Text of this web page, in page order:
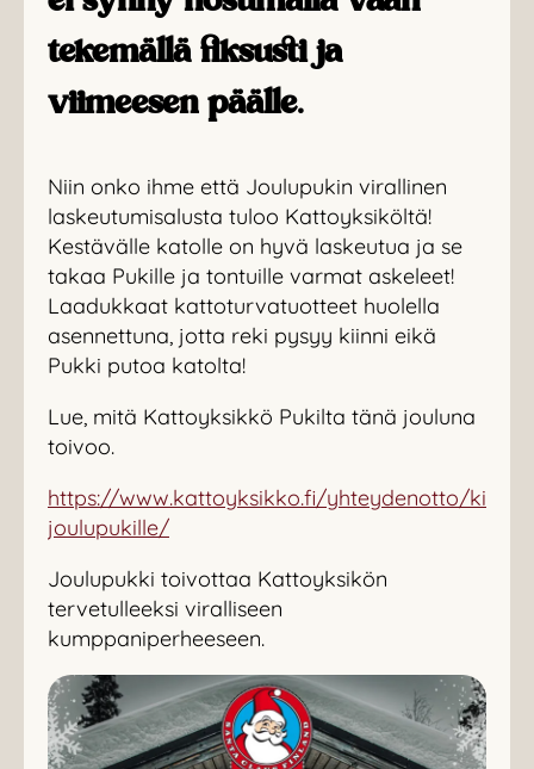
tekemällä fiksusti ja
viimeesen päälle.
Niin onko ihme että Joulupukin virallinen
laskeutumisalusta tuloo Kattoyksiköltä!
Kestävälle katolle on hyvä laskeutua ja se
takaa Pukille ja tontuille varmat askeleet!
Laadukkaat kattoturvatuotteet huolella
asennettuna, jotta reki pysyy kiinni eikä
Pukki putoa katolta!
Lue, mitä Kattoyksikkö Pukilta tänä jouluna
toivoo.
https://www.kattoyksikko.fi/yhteydenotto/
joulupukille/
Joulupukki toivottaa Kattoyksikön
tervetulleeksi viralliseen
kumppaniperheeseen.